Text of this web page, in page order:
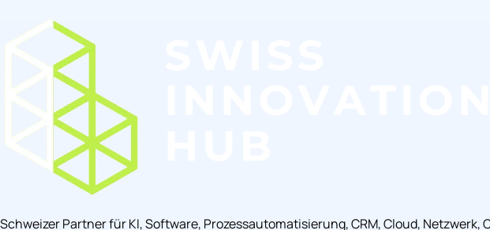
Schweizer Partner für KI, Software, Prozessautomatisierung, CRM, Cloud,